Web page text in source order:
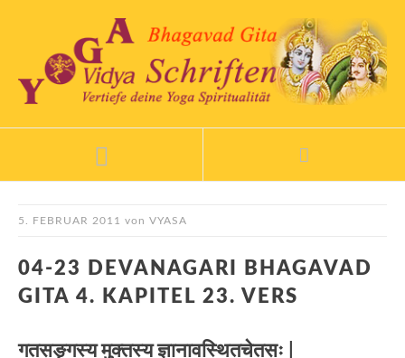
5. FEBRUAR 2011 von VYASA
04-23 DEVANAGARI BHAGAVAD
GITA 4. KAPITEL 23. VERS
गतसङ्गस्य मुक्तस्य ज्ञानावस्थितचेतसः |